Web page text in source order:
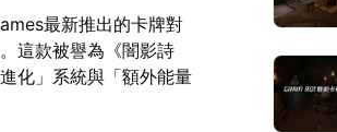
最新推出的卡牌對
這款被譽為《闇影詩
化」系統與「額外能量